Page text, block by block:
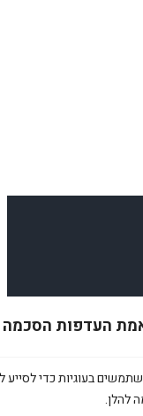
העדפות הסכמה
בעוגיות כדי לסייע
להלן.